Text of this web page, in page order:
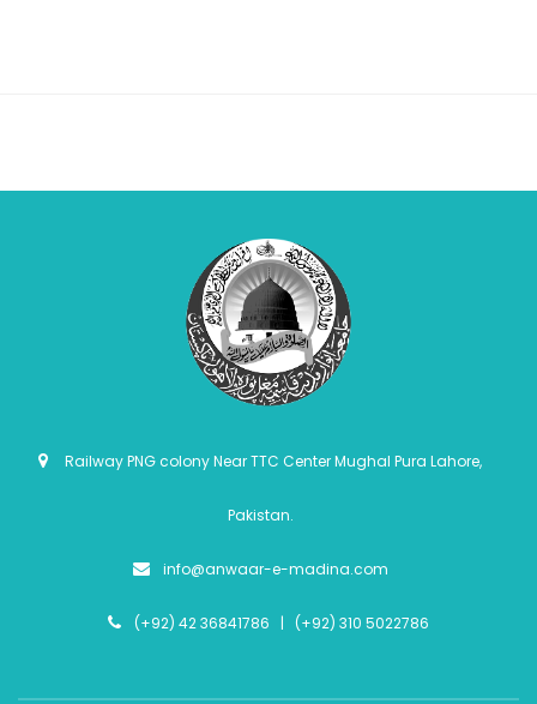
Railway PNG colony Near TTC Center Mughal Pura Lahore,
Pakistan.
info@anwaar-e-madina.com
(+92) 42 36841786 | (+92) 310 5022786